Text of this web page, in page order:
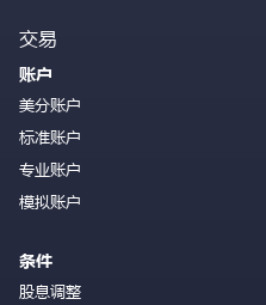
交易
账户
美分账户
标准账户
专业账户
模拟账户
条件
股息调整